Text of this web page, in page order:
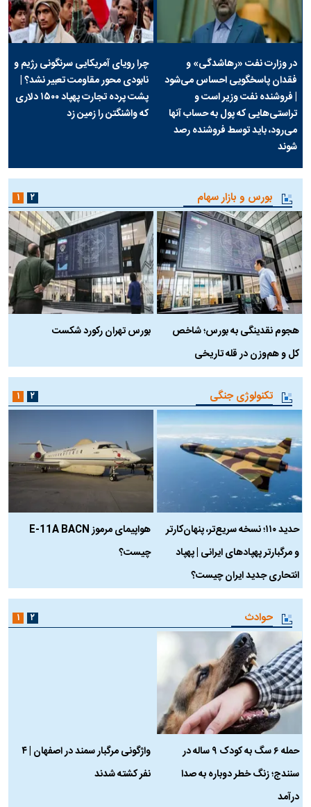
در وزارت نفت «رهاشدگی» و
فقدان پاسخگویی احساس می‌شود
| فروشنده نفت وزیر است و
تراستی‌هایی که پول به حساب آنها
می‌رود، باید توسط فروشنده رصد
شوند
چرا رویای آمریکایی سرنگونی رژیم و
نابودی محور مقاومت تعبیر نشد؟ |
پشت پرده تجارت پهپاد‌ ۱۵۰۰ دلاری
که واشنگتن را زمین زد
بورس و بازار سهام
هجوم نقدینگی به بورس؛ شاخص
کل و هم‌وزن در قله تاریخی
بورس تهران رکورد شکست
۱ ۲
تکنولوژی جنگی
حدید ۱۱۰؛ نسخه سریع‌تر، پنهان‌کارتر
و مرگبارتر پهپادهای ایرانی | پهپاد
انتحاری جدید ایران چیست؟
هواپیمای مرموز E-11A BACN
چیست؟
۱ ۲
حوادث
حمله ۶ سگ به کودک ۹ ساله در
سنندج؛ زنگ خطر دوباره به صدا
درآمد
واژگونی مرگبار سمند در اصفهان | ۴
نفر کشته شدند
۱ ۲